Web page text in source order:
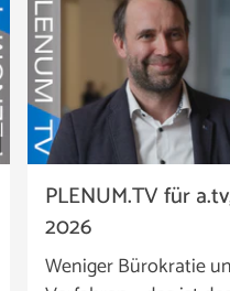
PLENUM.TV für
2026
Weniger Bürokratie